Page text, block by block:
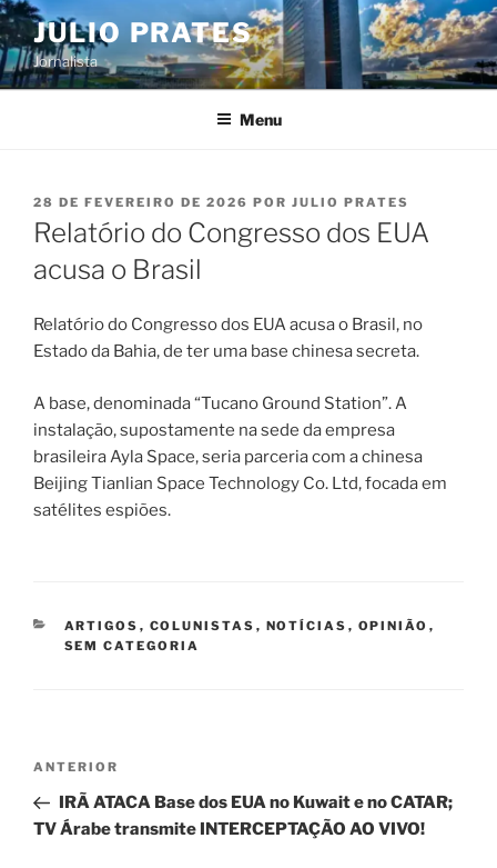
Pular
para
o
conteúdo
JULIO PRATES
Jornalista
Menu
PUBLICADO
EM
28 DE FEVEREIRO DE 2026 POR JULIO PRATES
Relatório do Congresso dos EUA
acusa o Brasil
Relatório do Congresso dos EUA acusa o Brasil, no
Estado da Bahia, de ter uma base chinesa secreta.
A base, denominada “Tucano Ground Station”. A
instalação, supostamente na sede da empresa
brasileira Ayla Space, seria parceria com a chinesa
Beijing Tianlian Space Technology Co. Ltd, focada em
satélites espiões.
CATEGORIAS
ARTIGOS , COLUNISTAS , NOTÍCIAS , OPINIÃO ,
SEM CATEGORIA
Navegação
Post
Post
anterior
ANTERIOR
IRÃ ATACA Base dos EUA no Kuwait e no CATAR;
TV Árabe transmite INTERCEPTAÇÃO AO VIVO!